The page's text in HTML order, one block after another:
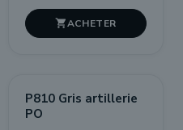

P810 Gris artillerie
PO